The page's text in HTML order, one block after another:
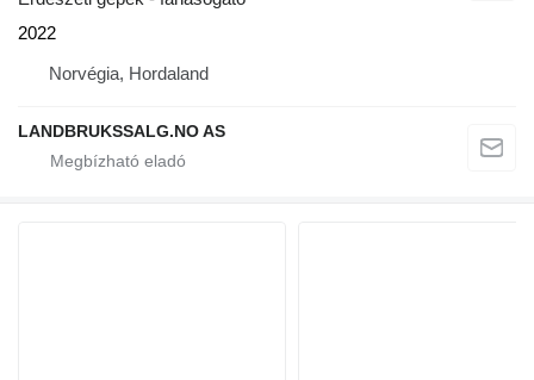
2022
Norvégia, Hordaland
LANDBRUKSSALG.NO AS